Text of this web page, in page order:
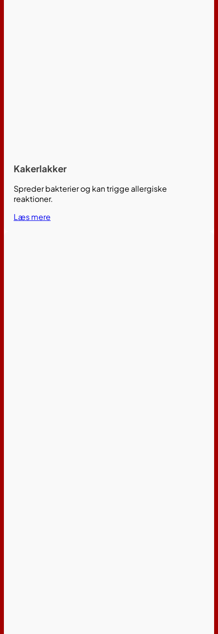
Kakerlakker
Spreder bakterier og kan trigge allergiske
reaktioner.
Læs mere